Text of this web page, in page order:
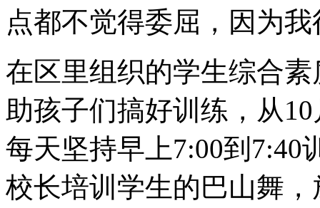
点都不觉得委屈，因为
在区里组织的学生综合
助孩子们搞好训练，从
每天坚持早上7:00到7:40
校长培训学生的巴山舞